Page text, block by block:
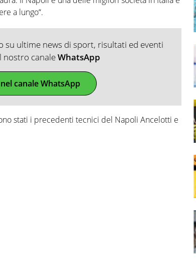
a lungo“.
su ultime news di sport, risultati ed eventi
nostro canaleWhatsApp
canale WhatsApp
stati i precedenti tecnici del Napoli Ancelotti e